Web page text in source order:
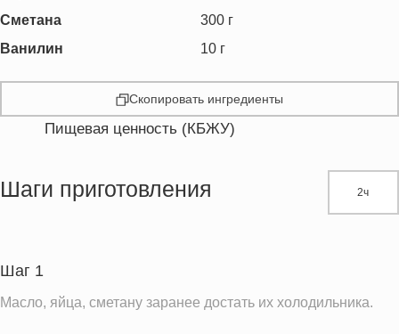
Сметана
300 г
Ванилин
10 г
Скопировать ингредиенты
Пищевая ценность (КБЖУ)
Жиры
Пищевые волокна
Сахар
Шаги приготовления 2ч
Шаг 1
Масло, яйца, сметану заранее достать их холодильника.